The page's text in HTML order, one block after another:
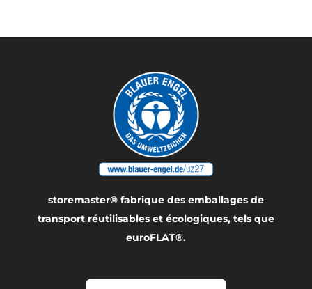
storemaster® fabrique des emballages de
transport réutilisables et écologiques, tels que
euroFLAT®.